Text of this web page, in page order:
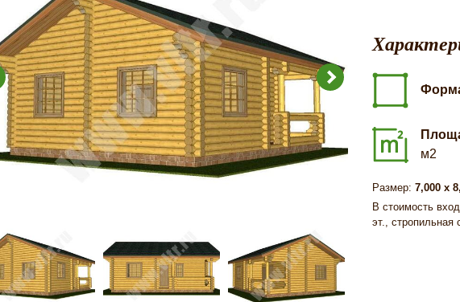
м2
Размер:7,000 х
В стоимость
эт.,